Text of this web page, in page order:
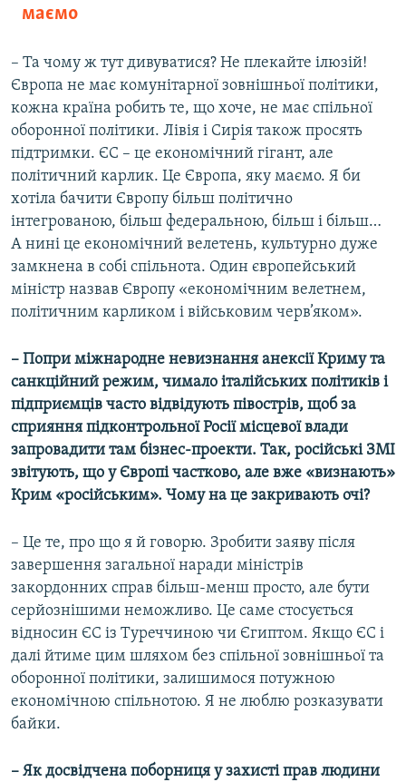
маємо
– Та чому ж тут дивуватися? Не плекайте ілюзій!
Європа не має комунітарної зовнішньої політики,
кожна країна робить те, що хоче, не має спільної
оборонної політики. Лівія і Сирія також просять
підтримки. ЄС – це економічний гігант, але
політичний карлик. Це Європа, яку маємо. Я би
хотіла бачити Європу більш політично
інтегрованою, більш федеральною, більш і більш…
А нині це економічний велетень, культурно дуже
замкнена в собі спільнота. Один європейський
міністр назвав Європу «економічним велетнем,
політичним карликом і військовим черв’яком».
– Попри міжнародне невизнання анексії Криму та
санкційний режим, чимало італійських політиків і
підприємців часто відвідують півострів, щоб за
сприяння підконтрольної Росії місцевої влади
запровадити там бізнес-проекти. Так, російські ЗМІ
звітують, що у Європі частково, але вже «визнають»
Крим «російським». Чому на це закривають очі?
​– Це те, про що я й говорю. Зробити заяву після
завершення загальної наради міністрів
закордонних справ більш-менш просто, але бути
серйознішими неможливо. Це саме стосується
відносин ЄС із Туреччиною чи Єгиптом. Якщо ЄС і
далі йтиме цим шляхом без спільної зовнішньої та
оборонної політики, залишимося потужною
економічною спільнотою. Я не люблю розказувати
байки.
– Як досвідчена поборниця у захисті прав людини